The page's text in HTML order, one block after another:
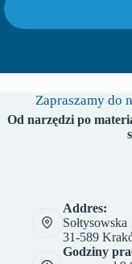
Zapraszamy do
Od narzędzi po
Addres:
31-589
Godziny